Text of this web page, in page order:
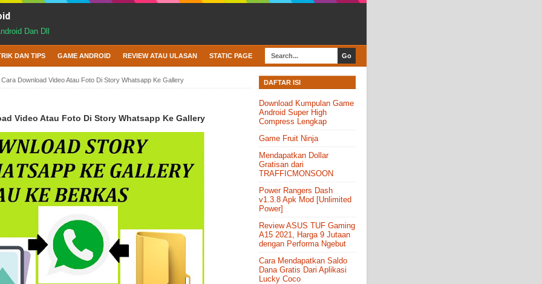
Dan Dll
DAN TIPS GAME ANDROID REVIEW ATAU ULASAN STATIC PAGE
Download Video Atau Foto Di Story Whatsapp Ke Gallery
Video Atau Foto Di Story Whatsapp Ke Gallery
DAFTAR ISI
Download Kumpulan Game
Android Super High
Compress Lengkap
Game Fruit Ninja
Mendapatkan Dollar
Gratisan dari
TRAFFICMONSOON
Power Rangers Dash
v1.3.8 Apk Mod [Unlimited
Power]
Review ASUS TUF Gaming
A15 2021, Harga 9 Jutaan
dengan Performa Ngebut
Cara Mendapatkan Saldo
Dana Gratis Dari Aplikasi
Lucky Coco